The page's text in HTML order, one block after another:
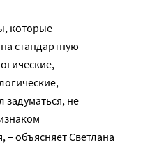
которые
стандартную
задуматься, не
– объясняет Светлана